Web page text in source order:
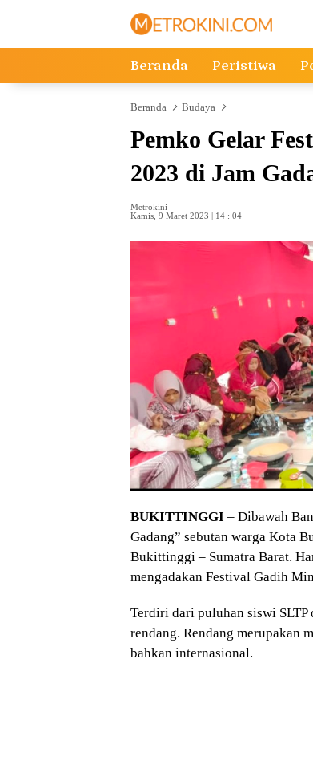
Beranda Peristiwa
Beranda Budaya
Pemko Gelar
2023 di Jam
Metrokini
Kamis, 9 Maret 2023 | 14 : 04
BUKITTINGGI – Dibawah
Gadang” sebutan warga Kota
Bukittinggi – Sumatra Barat.
mengadakan Festival Gadih
Terdiri dari puluhan siswi
rendang. Rendang merupakan
bahkan internasional.